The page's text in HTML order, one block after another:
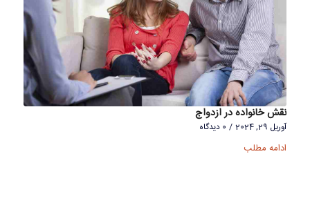
نقش خانواده در ازدواج
آوریل 29, 2024 / 0 دیدگاه
ادامه مطلب